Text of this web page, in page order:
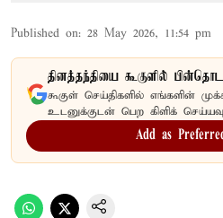
Published on: 28 May 2026, 11:54 pm
தினத்தந்தியை கூகுளில்
கூகுள் செய்திகளில் எங்களின்
உடனுக்குடன் பெற கிளிக்
Add as